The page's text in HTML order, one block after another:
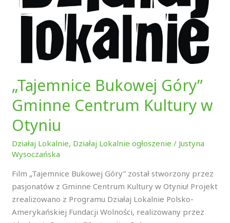
„Tajemnice Bukowej Góry”
Gminne Centrum Kultury w
Otyniu
Działaj Lokalnie, Działaj Lokalnie ogłoszenie / Justyna
Wysoczańska
Film „Tajemnice Bukowej Góry” został stworzony przez
pasjonatów z Gminne Centrum Kultury w Otyniu! Projekt
zrealizowano z Programu Działaj Lokalnie Polsko-
Amerykańskiej Fundacji Wolności, realizowany przez